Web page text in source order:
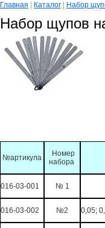
Главная Каталог Набор
Набор щупов
№артикула
Номер
набора
016-03-001 № 1
016-03-002 №2 0,05;